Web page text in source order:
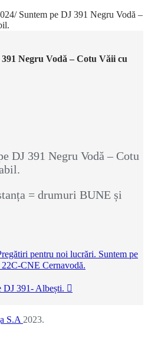
Suntem pe DJ 391 Negru Vodă –
Negru Vodă – Cotu Văii cu
DJ 391 Negru Vodă – Cotu
= drumuri BUNE și
pentru noi lucrări. Suntem pe
CNE Cernavodă.
DJ 391- Albești.
S.A 2023.